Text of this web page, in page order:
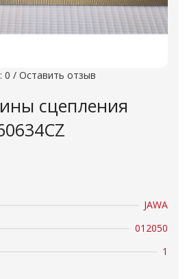
0 / Оставить отзыв
сцепления
JAWA
012050
1